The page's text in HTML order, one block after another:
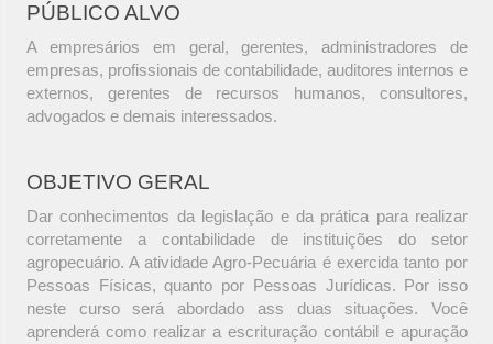
PÚBLICO ALVO
A empresários em geral, gerentes, administradores de
empresas, profissionais de contabilidade, auditores internos e
externos, gerentes de recursos humanos, consultores,
advogados e demais interessados.
OBJETIVO GERAL
Dar conhecimentos da legislação e da prática para realizar
corretamente a contabilidade de instituições do setor
agropecuário. A atividade Agro-Pecuária é exercida tanto por
Pessoas Físicas, quanto por Pessoas Jurídicas. Por isso
neste curso será abordado ass duas situações. Você
aprenderá como realizar a escrituração contábil e apuração